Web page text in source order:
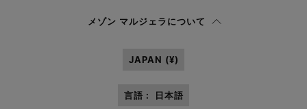
プライバシーポリシー を読み、私はマルジェラ S.A.S.U. が
の 3.1.b) 項に記載されたマーケティング*目的のために私の個人データを
メゾン マルジェラについて
JAPAN (¥)
言語 : 日本語